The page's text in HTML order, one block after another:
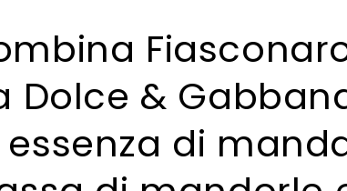
Dolce &
di